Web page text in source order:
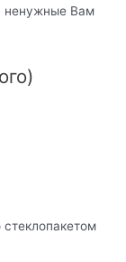
ненужные Вам